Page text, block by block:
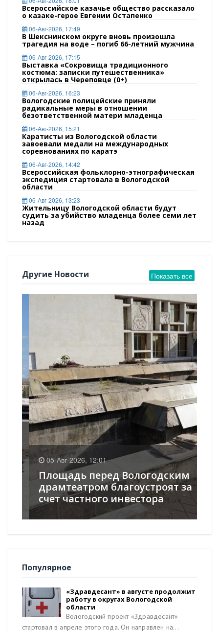
Всероссийское казачье общество рассказало
о казаке-герое Евгении Остапенко
06-Авг-2026, 17:49
В Шекснинском округе вновь произошла
трагедия на воде – погиб 66-летний мужчина
06-Авг-2026, 17:15
Выставка «Сокровища традиционного
костюма: записки путешественника»
открылась в Череповце (0+)
06-Авг-2026, 16:23
Вологодские полицейские приняли
радикальные меры в отношении
безответственной матери младенца
06-Авг-2026, 15:21
Каратисты из Вологодской области
завоевали медали на международных
соревнованиях по каратэ
06-Авг-2026, 14:42
Всероссийская фольклорно-этнографическая
экспедиция стартовала в Вологодской
области
06-Авг-2026, 13:23
Жительницу Вологодской области будут
судить за убийство младенца более семи лет
назад
Показать все
Другие Новости
05-Авг-2026, 12:01
Площадь перед Вологодским
драмтеатром благоустроят за
счет частного инвестора
Популярное
«Здравдесант» в августе продолжит
работу в округах Вологодской
области
Вологодский проект «Здравдесант»
стартовал в апреле этого года. Он направлен на...